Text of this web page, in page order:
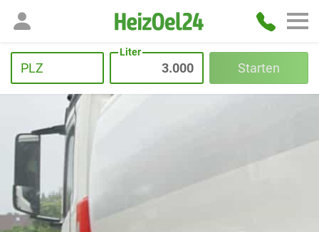
PLZ
Liter
Starten